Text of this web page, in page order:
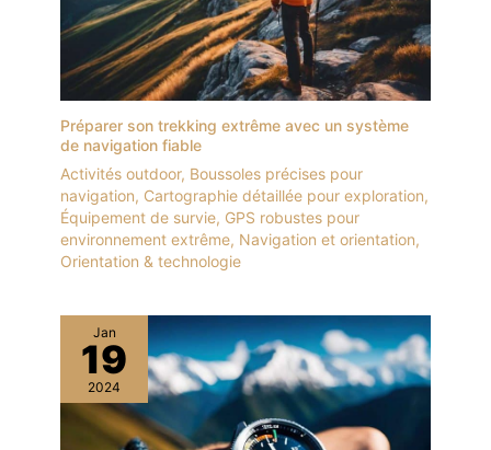
Préparer son trekking extrême avec un système
de navigation fiable
Activités outdoor, Boussoles précises pour
navigation, Cartographie détaillée pour exploration,
Équipement de survie, GPS robustes pour
environnement extrême, Navigation et orientation,
Orientation & technologie
Jan
19
2024